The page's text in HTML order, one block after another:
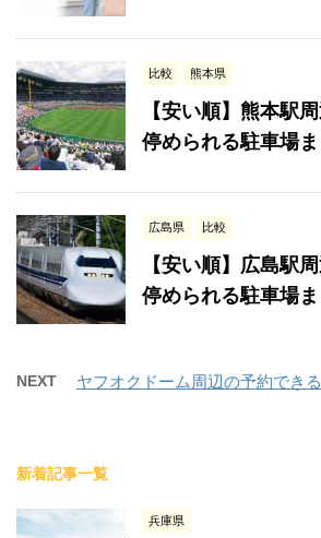
比較 熊本県
【安い順】熊本駅
停められる駐車場
広島県 比較
【安い順】広島駅
停められる駐車場
NEXT ヤフオクドーム周辺の予約でき
新着記事一覧
兵庫県